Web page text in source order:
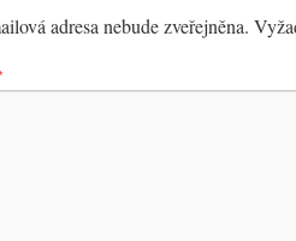
adresa nebude zveřejněna.